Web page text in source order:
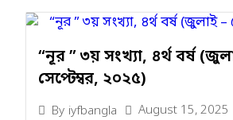
“নূর ” ৩য় সংখ্যা, ৪র্থ বর্ষ
সেপ্টেম্বর, ২০২৫)
By iyfbangla August 15, 2025